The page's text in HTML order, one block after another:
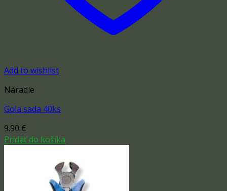
Add to wishlist
Náradie
Gola sada 40ks
9.90 €
Pridať do košíka